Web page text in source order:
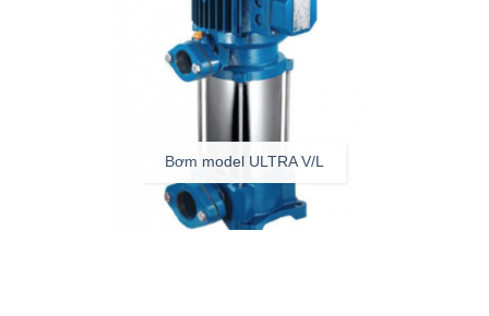
Bơm model ULTRA V/L